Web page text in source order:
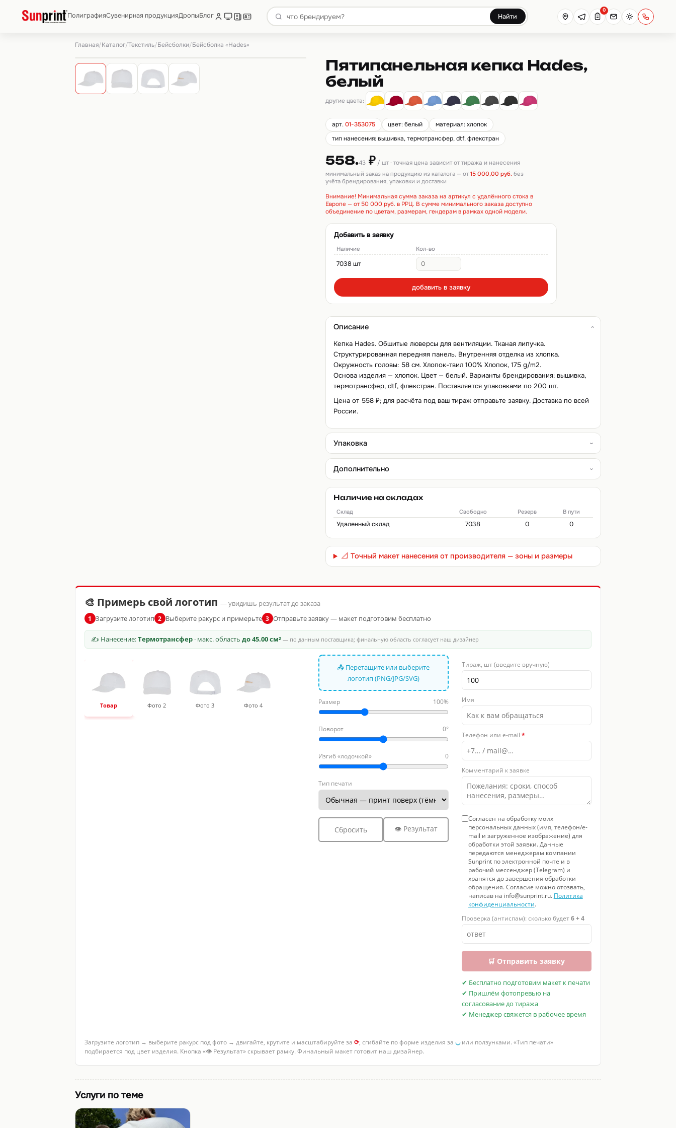
ПолиграфияСувенирная продукцияДропыБлог Найти
0
Главная/Каталог/Текстиль/Бейсболки/Бейсболка «Hades»
Пятипанельная кепка Hades,
белый
другие цвета:
арт.01-353075 цвет: белый
материал: хлопок
тип нанесения: вышивка, термотрансфер, dtf, флекстран
558.43 ₽ / шт · точная цена зависит от тиража и нанесения
минимальный заказ на продукцию из каталога — от15 000,00 руб. без
учёта брендирования, упаковки и доставки
Внимание! Минимальная сумма заказа на артикул с удалённого стока в
Европе — от 50 000 руб. в РРЦ. В сумме минимального заказа доступно
объединение по цветам, размерам, гендерам в рамках одной модели.
Добавить в заявку
Наличие Кол-во
7038 шт
добавить в заявку
Описание
Кепка Hades. Обшитые люверсы для вентиляции. Тканая липучка.
Структурированная передняя панель. Внутренняя отделка из хлопка.
Окружность головы: 58 см. Хлопок-твил 100% Хлопок, 175 g/m2.
Основа изделия — хлопок. Цвет — белый. Варианты брендирования: вышивка,
термотрансфер, dtf, флекстран. Поставляется упаковками по 200 шт.
Цена от 558 ₽; для расчёта под ваш тираж отправьте заявку. Доставка по всей
России.
Упаковка
Дополнительно
Наличие на складах
Склад Свободно Резерв В пути
Удаленный склад 7038 0 0
📐 Точный макет нанесения от производителя — зоны и размеры
🎨 Примерь свой логотип — увидишь результат до заказа
1 Загрузите логотип 2 Выберите ракурс и примерьте 3 Отправьте заявку — макет подготовим бесплатно
✍ Нанесение:Термотрансфер· макс. область до 45.00 см²— по данным поставщика; финальную область согласует наш дизайнер
Товар Фото 2 Фото 3 Фото 4
📤 Перетащите или выберите
логотип (PNG/JPG/SVG)
Размер 100%
Поворот 0°
Изгиб «лодочкой» 0
Тип печати
Сбросить 👁 Результат
Тираж, шт (введите вручную)
Имя
Телефон или e-mail *
Комментарий к заявке
Согласен на обработку моих
персональных данных (имя, телефон/e-
mail и загруженное изображение) для
обработки этой заявки. Данные
передаются менеджерам компании
Sunprint по электронной почте и в
рабочий мессенджер (Telegram) и
хранятся до завершения обработки
обращения. Согласие можно отозвать,
написав на info@sunprint.ru. Политика
конфиденциальности.
Проверка (антиспам): сколько будет6 + 4
🛒 Отправить заявку
✔ Бесплатно подготовим макет к печати
✔ Пришлём фотопревью на
согласование до тиража
✔ Менеджер свяжется в рабочее время
Загрузите логотип → выберите ракурс под фото → двигайте, крутите и масштабируйте за ⟳, сгибайте по форме изделия за ◡или ползунками. «Тип печати»
подбирается под цвет изделия. Кнопка «👁 Результат» скрывает рамку. Финальный макет готовит наш дизайнер.
Услуги по теме